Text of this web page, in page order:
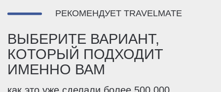
РЕКОМЕНДУЕТ TRAVELMATE
ВЫБЕРИТЕ ВАРИАНТ,
КОТОРЫЙ ПОДХОДИТ
ИМЕННО ВАМ
как это уже сделали более 500.000